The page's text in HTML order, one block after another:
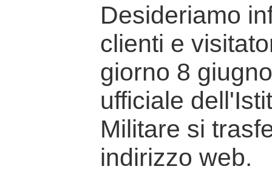
Desideriamo
clienti e
giorno 8
ufficiale
Militare si
indirizzo web.